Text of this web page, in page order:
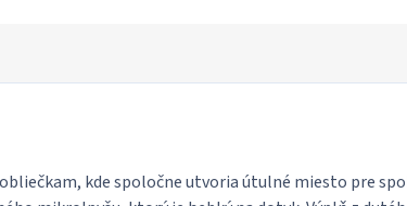
kde spoločne utvoria útulné miesto pre